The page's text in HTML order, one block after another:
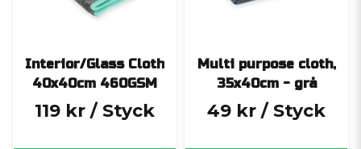
punktvis rengöring där lite mer kraft behövs
Interior Brush, Soft – en mjuk borste för interiördetaljer, läder
och andra ytor där du vill undvika repor
Interior/Glass Cloth
40x40cm 460GSM
119 kr / Styck
Multi purpose cloth,
35x40cm - grå
49 kr / Styck